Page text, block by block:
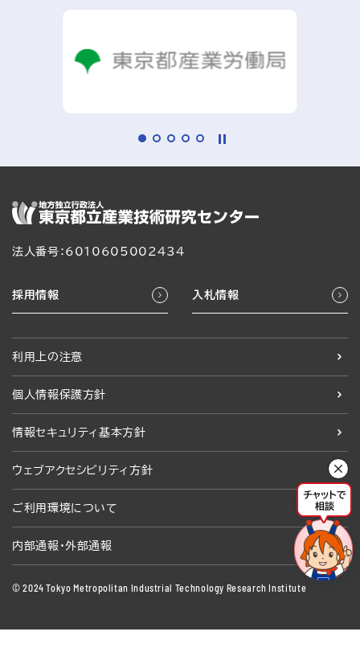
法人番号：6010605002434
採用情報 入札情報
利用上の注意
個人情報保護方針
情報セキュリティ基本方針
ウェブアクセシビリティ方針
ご利用環境について
内部通報・外部通報
© 2024 Tokyo Metropolitan Industrial Technology Research Institute